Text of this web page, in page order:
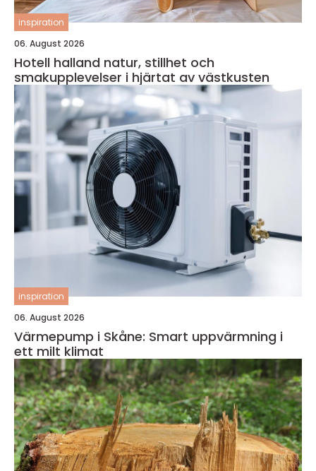
inspiration
06. August 2026
Hotell halland natur, stillhet och
smakupplevelser i hjärtat av västkusten
inspiration
06. August 2026
Värmepump i Skåne: Smart uppvärmning i
ett milt klimat